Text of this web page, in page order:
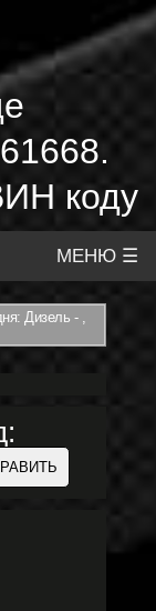
коду
МЕНЮ ☰
Дизель - ,